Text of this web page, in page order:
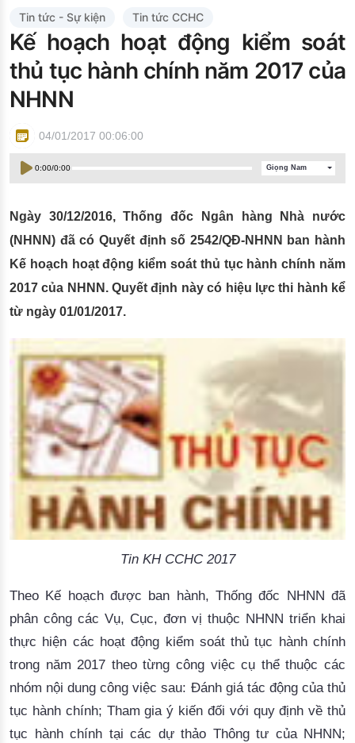
Đào tạo ISO
Tin tức - Sự kiện Tin tức CCHC
Kế hoạch hoạt động kiểm soát
thủ tục hành chính năm 2017 của
NHNN
04/01/2017 00:06:00
0:00/0:00 Giọng Nam
Ngày 30/12/2016, Thống đốc Ngân hàng Nhà nước
(NHNN) đã có Quyết định số 2542/QĐ-NHNN ban hành
Kế hoạch hoạt động kiểm soát thủ tục hành chính năm
2017 của NHNN. Quyết định này có hiệu lực thi hành kể
từ ngày 01/01/2017.
Tin KH CCHC 2017
Theo Kế hoạch được ban hành, Thống đốc NHNN đã
phân công các Vụ, Cục, đơn vị thuộc NHNN triển khai
thực hiện các hoạt động kiểm soát thủ tục hành chính
trong năm 2017 theo từng công việc cụ thể thuộc các
nhóm nội dung công việc sau: Đánh giá tác động của thủ
tục hành chính; Tham gia ý kiến đối với quy định về thủ
tục hành chính tại các dự thảo Thông tư của NHNN;